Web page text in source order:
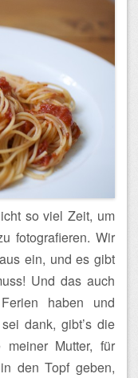
so viel Zeit, um
fotografieren. Wir
ein, und es gibt
Und das auch
haben und
dank, gibt’s die
meiner Mutter, für
den Topf geben,